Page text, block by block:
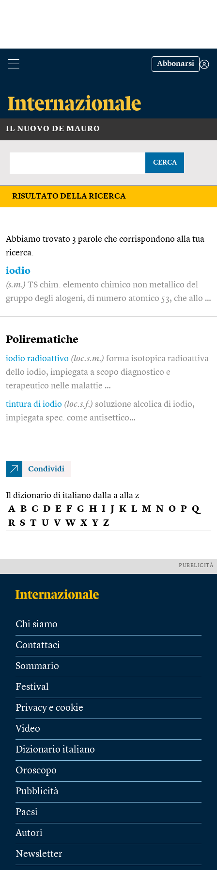
Abbonarsi
IL NUOVO DE MAURO
CERCA
RISULTATO DELLA RICERCA
Abbiamo trovato 3 parole che corrispondono alla tua
ricerca.
iodio
(s.m.) TS chim. elemento chimico non metallico del
gruppo degli alogeni, di numero atomico 53, che allo …
Polirematiche
iodio radioattivo (loc.s.m.) forma isotopica radioattiva
dello iodio, impiegata a scopo diagnostico e
terapeutico nelle malattie …
tintura di iodio (loc.s.f.) soluzione alcolica di iodio,
impiegata spec. come antisettico…
Condividi
Il dizionario di italiano dalla a alla z
A B C D E F G H I J K L M N O P Q
R S T U V W X Y Z
PUBBLICITÀ
Chi siamo
Contattaci
Sommario
Festival
Privacy e cookie
Video
Dizionario italiano
Oroscopo
Pubblicità
Paesi
Autori
Newsletter